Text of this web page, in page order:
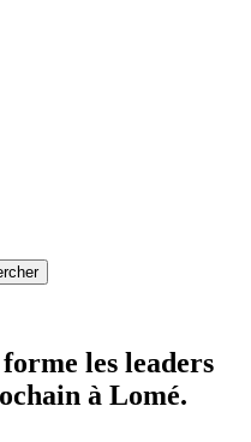
les leaders
à Lomé.